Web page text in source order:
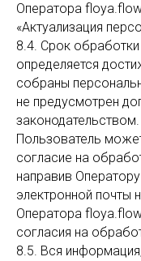
Оператора
«Актуализация
8.4. Срок
определяется
собраны
не предусмотрен
законодательством.
Пользователь
согласие на
направив
электронной почты
Оператора
согласия на
8.5. Вся